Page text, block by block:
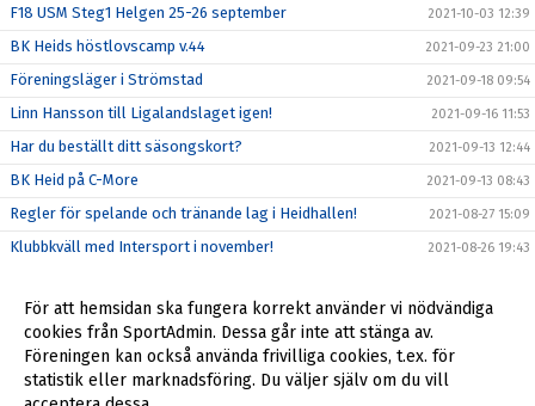
F18 USM Steg1 Helgen 25-26 september 2021-10-03 12:39
BK Heids höstlovscamp v.44 2021-09-23 21:00
Föreningsläger i Strömstad 2021-09-18 09:54
Linn Hansson till Ligalandslaget igen! 2021-09-16 11:53
Har du beställt ditt säsongskort? 2021-09-13 12:44
BK Heid på C-More 2021-09-13 08:43
Regler för spelande och tränande lag i Heidhallen! 2021-08-27 15:09
Klubbkväll med Intersport i november! 2021-08-26 19:43
Hanna Wedenby spelar EM i sommar! 2021-06-16 16:53
BK Heid hälsar sin nya sportchef Magnus Ferdinandsson
välkommen!
2021-06-08 08:21
För att hemsidan ska fungera korrekt använder vi nödvändiga
cookies från SportAdmin. Dessa går inte att stänga av.
Föreningen kan också använda frivilliga cookies, t.ex. för
statistik eller marknadsföring. Du väljer själv om du vill